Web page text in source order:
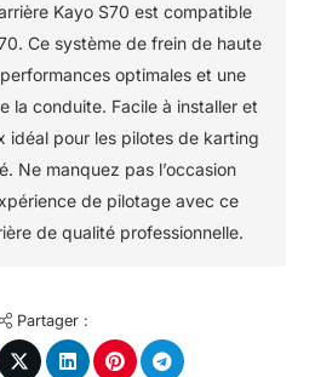
Kayo S70 est compatible
Ce système de frein de haute
optimales et une
la conduite. Facile à installer et
idéal pour les pilotes de karting
Ne manquez pas l’occasion
de pilotage avec ce
de qualité professionnelle.
Partager :